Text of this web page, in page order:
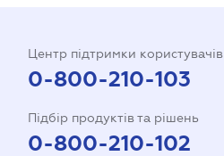
Центр підтримки користувачів
0-800-210-103
Підбір продуктів та рішень
0-800-210-102